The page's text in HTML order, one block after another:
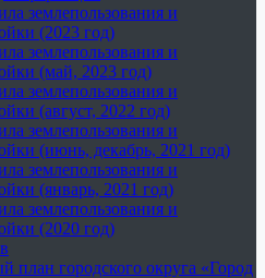
землепользования и
(2023 год)
землепользования и
(май, 2023 год)
землепользования и
(август, 2022 год)
землепользования и
(июнь, декабрь, 2021 год)
землепользования и
(январь, 2021 год)
землепользования и
(2020 год)
план городского округа «Город